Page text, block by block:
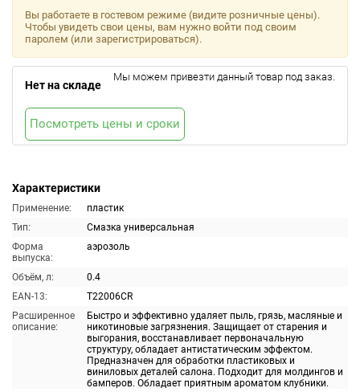
Характеристики
Применение:
пластик
Тип:
Смазка универсальная
Форма
выпуска:
аэрозоль
Объём, л:
0.4
EAN-13:
T22006CR
Расширенное
описание:
Быстро и эффективно удаляет пыль, грязь, масляные и
никотиновые загрязнения. Защищает от старения и
выгорания, восстанавливает первоначальную
структуру, обладает антистатическим эффектом.
Предназначен для обработки пластиковых и
виниловых деталей салона. Подходит для молдингов и
бамперов. Обладает приятным ароматом клубники.
Вы работаете в гостевом режиме (видите розничные цены).
Чтобы увидеть свои цены, вам нужно войти под своим
паролем (или зарегистрироваться).
Нет на складе
Мы можем привезти данный товар под заказ.
Посмотреть цены и сроки